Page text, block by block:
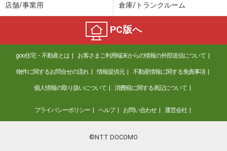
店舗/事業用 倉庫/トランクルーム
PC版へ
goo住宅・不動産とは お客さまご利用端末からの情報の外部送信について
物件に関するお問合せの流れ 情報提供元 不動産情報に関する免責事項
個人情報の取り扱いについて 消費税に関する表記について
プライバシーポリシー ヘルプ お問い合わせ 運営会社
©NTT DOCOMO